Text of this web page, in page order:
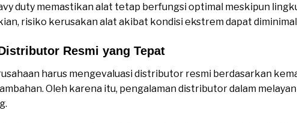
duty memastikan alat tetap berfungsi optimal meskipun
risiko kerusakan alat akibat kondisi ekstrem dapat
Resmi yang Tepat
harus mengevaluasi distributor resmi berdasarkan
Oleh karena itu, pengalaman distributor dalam